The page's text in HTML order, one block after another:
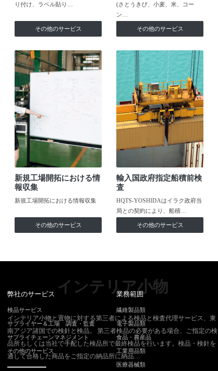
り付け、ラベル貼り…
その他のサービス
(さとうきび、小麦、米、コー
ン…
その他のサービス
新規工場開拓における情
報収集
新規工場開拓における情報収集
その他のサービス
輸入国政府指定船積前検
査
HQTS-YOSHIDAはイラク政府当
局との契約により、船積…
その他のサービス
インテリア小物
インテリア小物と置物に対する第三者による検品と検査代理サービス、東
南アジア諸国での検針と検品。 第三者検品の必要がある場合、ご指定の検
品所もしくは当社で手配した検品所で最終検品を行います。検品・検針を
通して合格した商品をご指定の納品所に納品…
弊社のサービス
検品サービス
サプライヤー＆工場 調査・監査
サプライチェーンマネジメント
その他のサービス
業務範囲
繊維製品類
電子製品類
食品・農産品
工業用品類
医療器械類